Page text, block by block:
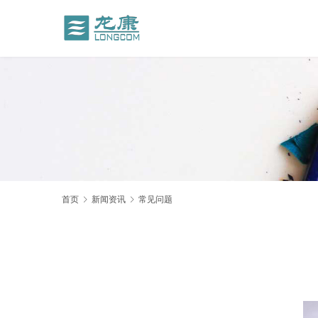
首页 新闻资讯 常见问题